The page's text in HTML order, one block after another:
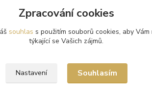
Ochrana osobních údajů
Kontakty
Zpracování cookies
souhlas s použitím souborů cookies, aby
týkající se Vašich zájmů.
Nastavení Souhlasím